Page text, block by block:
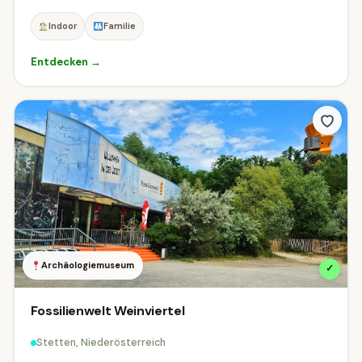
Natur & Outdoor
Tierwelt & Naturparks 41 ⛰Wandern & Berge 11
♨ Wellness & Thermen 79 ⛷Winter & Schnee 8
Ausstattung
Was bringt das Ziel mit?
Familien Hunde Barrierefrei
Kinderwagen Gastronomie
ÖFFI-Anbindung
Indoor Familie
Entdecken →
Archäologiemuseum ✓
Fossilienwelt Weinviertel
Stetten, Niederösterreich